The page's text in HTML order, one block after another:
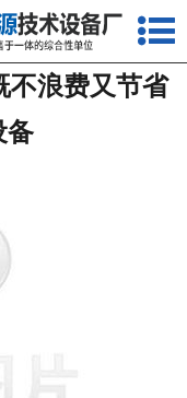
网站首页
关于我们
产品中心
不浪费又节省
备